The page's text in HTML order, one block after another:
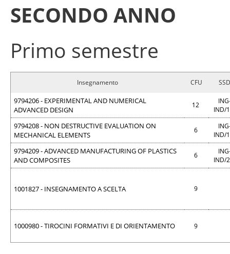
SECONDO ANNO
Primo semestre
Insegnamento CFU SSD
9794206 - EXPERIMENTAL AND NUMERICAL
ADVANCED DESIGN
12
IND/
9794208 - NON DESTRUCTIVE EVALUATION ON
MECHANICAL ELEMENTS
6
IND/
9794209 - ADVANCED MANUFACTURING OF PLASTICS
AND COMPOSITES
6
IND/
1001827 - INSEGNAMENTO A SCELTA 9
1000980 - TIROCINI FORMATIVI E DI ORIENTAMENTO 9